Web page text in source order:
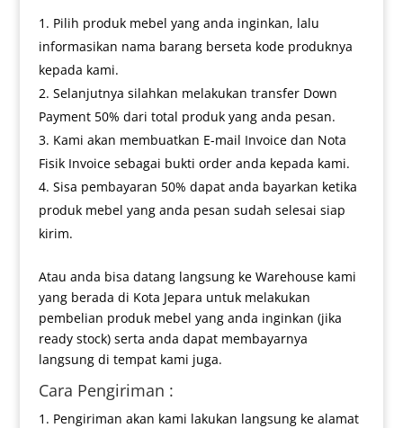
Pilih produk mebel yang anda inginkan, lalu
informasikan nama barang berseta kode produknya
kepada kami.
Selanjutnya silahkan melakukan transfer Down
Payment 50% dari total produk yang anda pesan.
Kami akan membuatkan E-mail Invoice dan Nota
Fisik Invoice sebagai bukti order anda kepada kami.
Sisa pembayaran 50% dapat anda bayarkan ketika
produk mebel yang anda pesan sudah selesai siap
kirim.
Atau anda bisa datang langsung ke Warehouse kami
yang berada di Kota Jepara untuk melakukan
pembelian produk mebel yang anda inginkan (jika
ready stock) serta anda dapat membayarnya
langsung di tempat kami juga.
Cara Pengiriman :
Pengiriman akan kami lakukan langsung ke alamat